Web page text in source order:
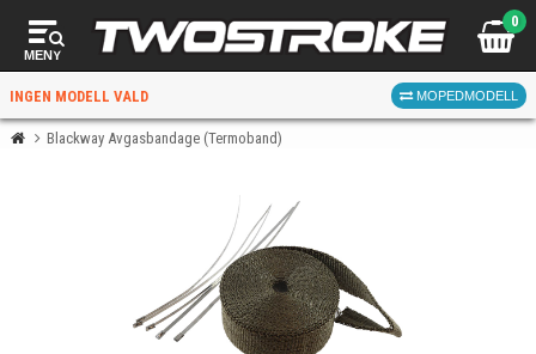
MENY
0
INGEN MODELL VALD MOPEDMODELL
FÖR RÄTT DELAR
Blackway Avgasbandage (Termoband)